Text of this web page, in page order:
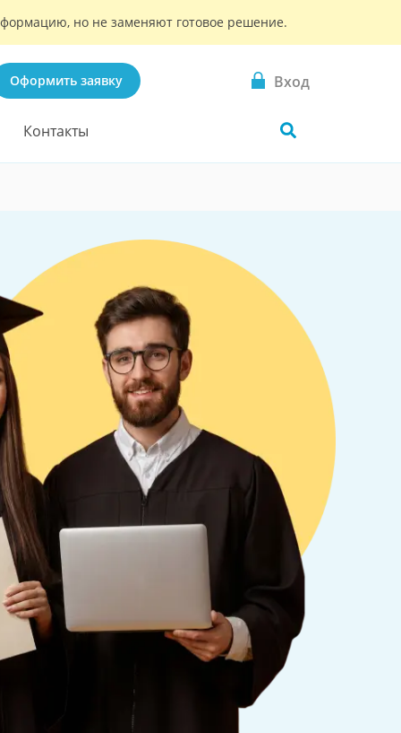
но не заменяют готовое решение.
Оформить заявку Вход
Контакты